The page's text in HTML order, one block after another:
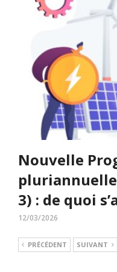
Nouvelle
pluriannuelle
3) : de quoi
12/03/2026
PRÉCÉDENT SUIVANT